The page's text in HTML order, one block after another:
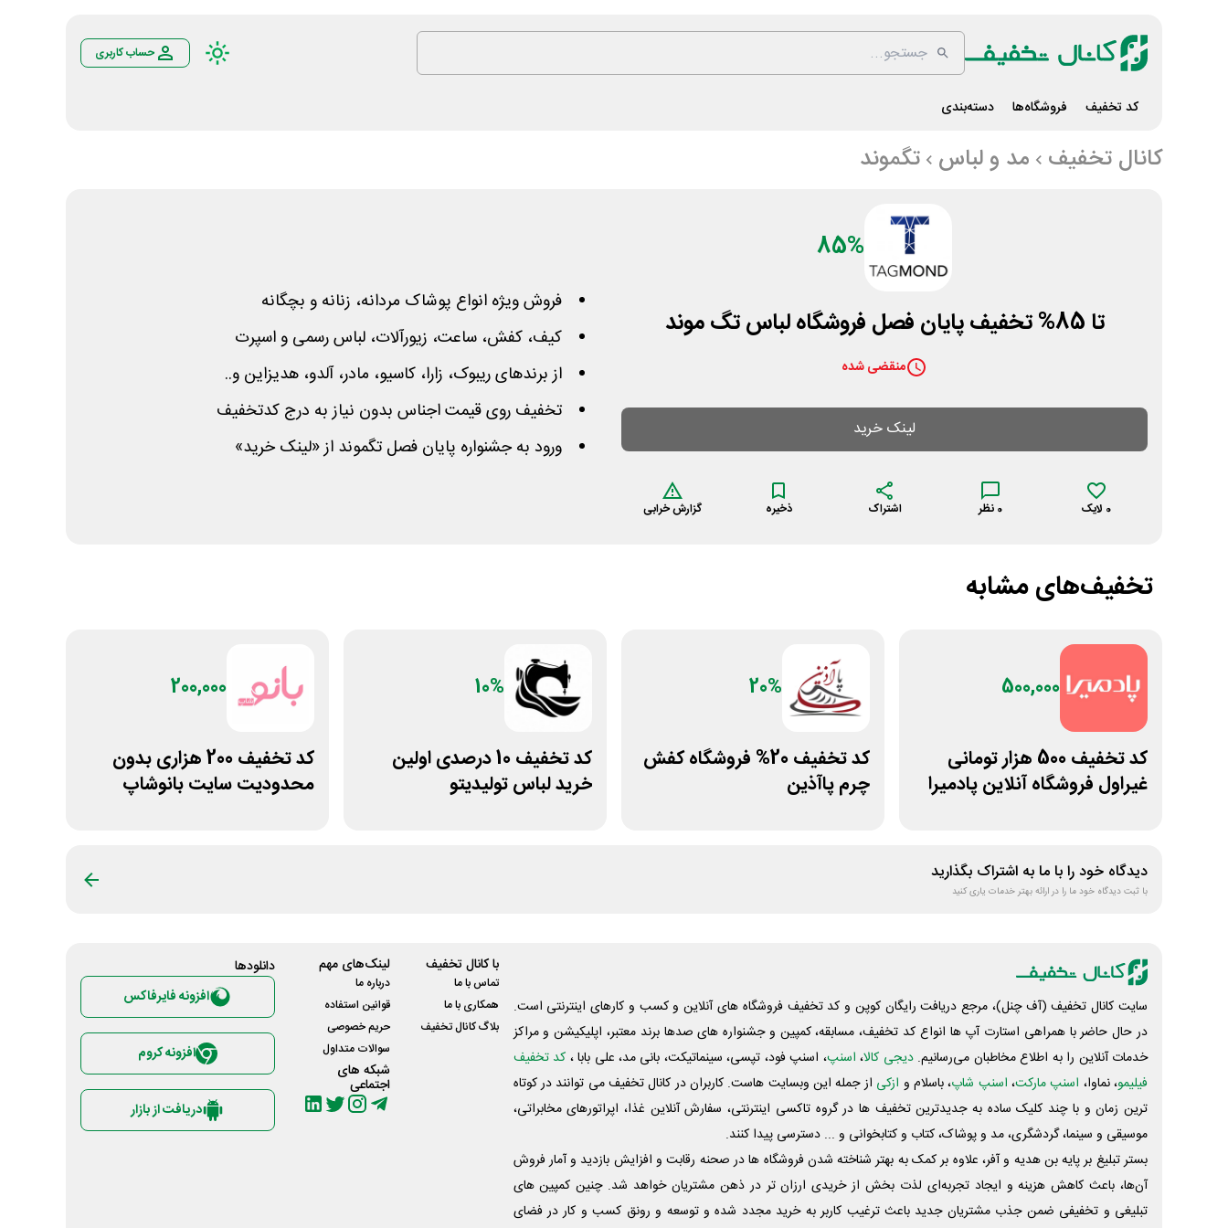
حساب کاربری
کد تخفیف فروشگاه‌ها دسته‌بندی
کانال تخفیف مد و لباس تگموند
85%
تا 85% تخفیف پایان فصل فروشگاه لباس تگ موند
منقضی شده
لینک خرید
0 لایک 0 نظر اشتراک ذخیره گزارش خرابی
فروش ویژه انواع پوشاک مردانه، زنانه و بچگانه
کیف، کفش، ساعت، زیورآلات، لباس رسمی و اسپرت
از برندهای ریبوک، زارا، کاسیو، مادر، آلدو، هدیزاین و..
تخفیف روی قیمت اجناس بدون نیاز به درج کدتخفیف
ورود به جشنواره پایان فصل تگموند از «لینک خرید»
تخفیف‌های مشابه
500,000
کد تخفیف 500 هزار تومانی
غیراول فروشگاه آنلاین پادمیرا
20%
کد تخفیف 20% فروشگاه کفش
چرم پاآذین
10%
کد تخفیف 10 درصدی اولین
خرید لباس تولیدیتو
200,000
کد تخفیف 200 هزاری بدون
محدودیت سایت بانوشاپ
دیدگاه خود را با ما به اشتراک بگذارید
با ثبت دیدگاه خود ما را در ارائه بهتر خدمات یاری کنید
سایت کانال تخفیف (آف چنل)، مرجع دریافت رایگان کوپن و کد تخفیف فروشگاه های آنلاین و کسب و‌ کارهای اینترنتی است.
در حال حاضر با همراهی استارت آپ ها انواع کد تخفیف، مسابقه، کمپین و جشنواره های صدها برند معتبر، اپلیکیشن و مراکز
خدمات آنلاین را به اطلاع مخاطبان می‌رسانیم. دیجی کالا، اسنپ، اسنپ فود، تپسی، سینماتیکت، بانی مد، علی‌ بابا ، کد تخفیف
فیلیمو، نماوا، اسنپ مارکت، اسنپ شاپ، باسلام و ازکی از جمله این وبسایت ‌هاست. کاربران در کانال تخفیف می توانند در کوتاه
ترین زمان و با چند کلیک ساده به جدیدترین تخفیف ها در گروه تاکسی اینترنتی، سفارش آنلاین غذا، اپراتورهای مخابراتی،
موسیقی و سینما، گردشگری، مد و پوشاک، کتاب و کتابخوانی و ... دسترسی پیدا کنند.
بستر تبلیغ بر پایه بن هدیه و آفر، علاوه بر کمک به بهتر شناخته شدن فروشگاه ها در صحنه رقابت و افزایش بازدید و آمار فروش
آن‌ها، باعث کاهش هزینه و ایجاد تجربه‌ای لذت بخش از خریدی ارزان تر در ذهن مشتریان خواهد شد. چنین کمپین های
تبلیغی و تخفیفی ضمن جذب مشتریان جدید باعث ترغیب کاربر به خرید مجدد شده و توسعه و رونق کسب و کار در فضای
با کانال تخفیف
تماس با ما
همکاری با ما
بلاگ کانال تخفیف
لینک‌های مهم
درباره ما
قوانین استفاده
حریم خصوصی
سوالات متداول
شبکه های
اجتماعی
دانلود‌ها
افزونه فایرفاکس
افزونه کروم
دریافت از بازار